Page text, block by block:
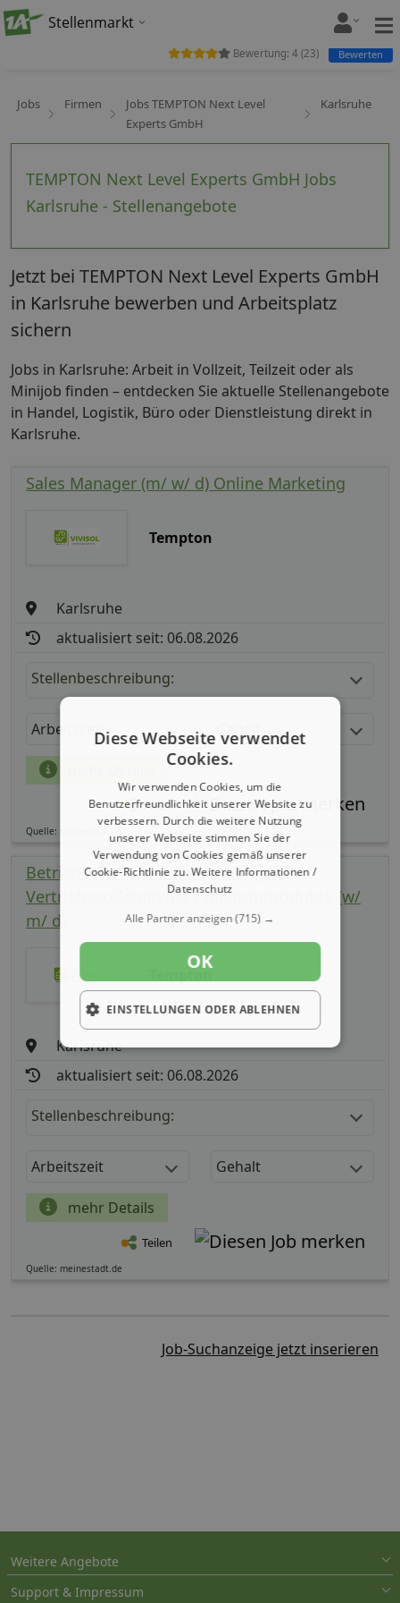
Stellenmarkt
Jobs Firmen
Jobs TEMPTON Next Level
Experts GmbH
Karlsruhe
TEMPTON Next Level Experts GmbH Jobs
Karlsruhe - Stellenangebote
Bewertung: 4 (23) Bewerten
Jetzt bei TEMPTON Next Level Experts GmbH
in Karlsruhe bewerben und Arbeitsplatz
sichern
Jobs in Karlsruhe: Arbeit in Vollzeit, Teilzeit oder als
Minijob finden – entdecken Sie aktuelle Stellenangebote
in Handel, Logistik, Büro oder Dienstleistung direkt in
Karlsruhe.
Sales Manager (m/ w/ d) Online Marketing
Tempton
Karlsruhe
aktualisiert seit: 06.08.2026
Stellenbeschreibung:
Arbeitszeit
Teilen
Quelle: meinestadt.de
Betriebswirt als Account Manager
Vertriebsaußendienst / Medizinprodukte (w/
m/ d)
Tempton
Karlsruhe
aktualisiert seit: 06.08.2026
Stellenbeschreibung:
Arbeitszeit Gehalt
mehr Details
Teilen
Quelle: meinestadt.de
Job-Suchanzeige jetzt inserieren
Weitere Angebote
Support & Impressum
Diese Webseite verwendet
Cookies.
Wir verwenden Cookies, um die
Benutzerfreundlichkeit unserer Website zu
verbessern. Durch die weitere Nutzung
unserer Webseite stimmen Sie der
Verwendung von Cookies gemäß unserer
Cookie-Richtlinie zu.Weitere Informationen /
Datenschutz
Alle Partner anzeigen(715) →
OK
EINSTELLUNGEN ODER ABLEHNEN